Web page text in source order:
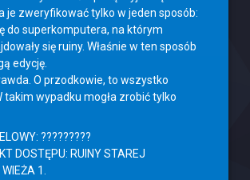
je zweryfikować tylko w jeden sposób:
do superkomputera, na którym
się ruiny. Właśnie w ten sposób
edycję.
O przodkowie, to wszystko
takim wypadku mogła zrobić tylko
?????????
DOSTĘPU: RUINY STAREJ
1.